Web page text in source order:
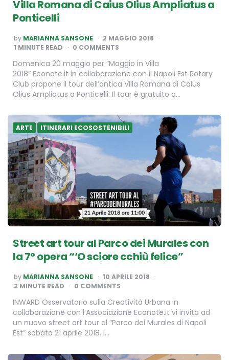
Villa Romana di Caius Olius Ampliatus a
Ponticelli
POSTED
BY
by MARIANNA SANSONE
2 MAGGIO 2018
1 MINUTE READ 0 COMMENTS
Domenica 20 maggio per “Maggio in Villa
2018” Econote.it in collaborazione con il Napoli Est Rotary
Club propone il tour dell’antica Villa Romana di Caius
Olius Ampliatus a Ponticelli. Il tour è gratuito a…
ARTE ITINERARI ECOSOSTENIBILI
Street art tour al Parco dei Murales con
la 7° opera “‘O sciore cchiù felice”
POSTED
BY
by MARIANNA SANSONE
10 APRILE 2018
2 MINUTE READ 0 COMMENTS
INWARD Osservatorio sulla Creatività Urbana in
collaborazione con l’Associazione Econote.it vi invita ad
un nuovo street art tour al “Parco dei Murales di Napoli
Est” sabato 21 aprile 2018. I…